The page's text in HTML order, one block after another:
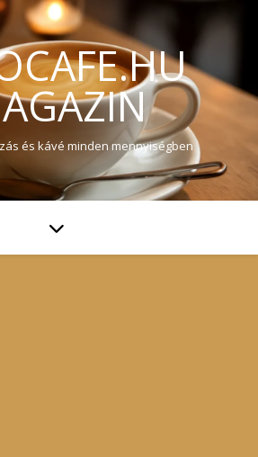
és kávé minden mennyiségben